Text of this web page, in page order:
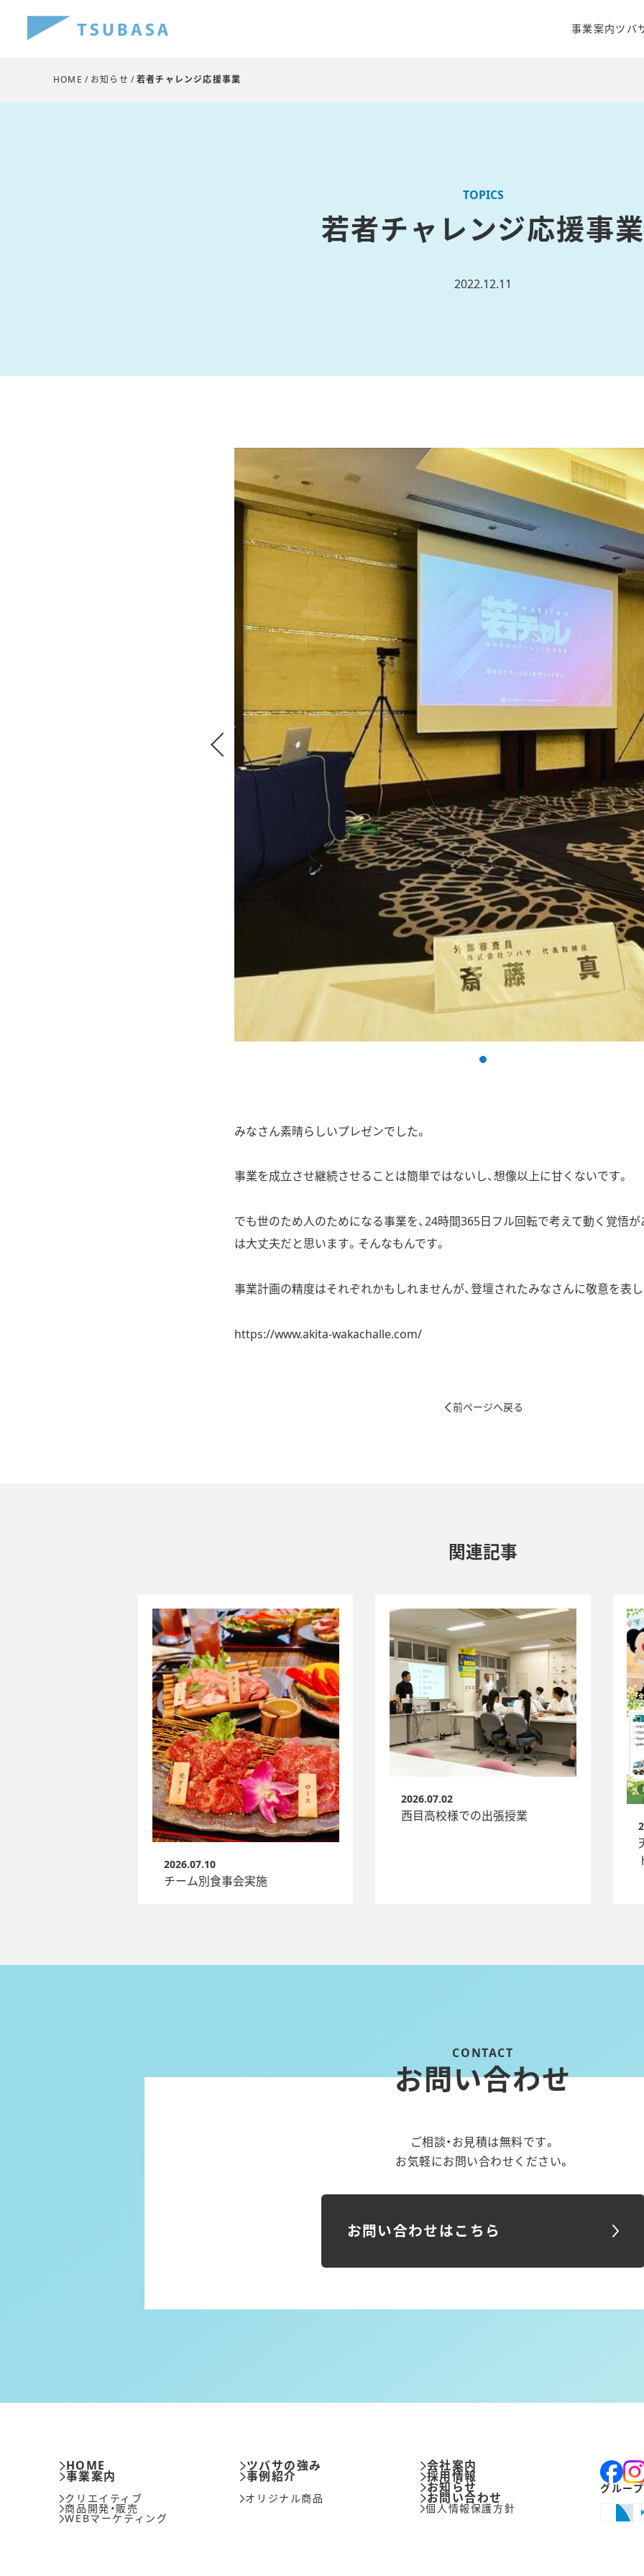
事業案内
WEBマーケ
ツバ
HOME お知らせ 若者チャレンジ応援事業
若者チャレンジ応援事
TOPICS
2022.12.11
みなさん素晴らしいプレゼンでした。
事業を成立させ継続させることは簡単ではないし、想像以上に甘くないです。
でも世のため人のためになる事業を、24時間365日フル回転で考えて動く覚悟が
は大丈夫だと思います。そんなもんです。
事業計画の精度はそれぞれかもしれませんが、登壇されたみなさんに敬意を表
https://www.akita-wakachalle.com/
前ページへ戻る
関連記事
チーム別食事会実施
2026.07.10
西目高校様での出張授業
2026.07.02
お問い合わせ
ご相談・お見積は無料です。
お気軽にお問い合わせください。
お問い合わせはこちら
HOME
事業案内
クリエイティブ
商品開発・販売
WEBマーケティング
ツバサの強み
事例紹介
オリジナル商品
会社案内
採用情報
お知らせ
お問い合わせ
個人情報保護方針
グルー